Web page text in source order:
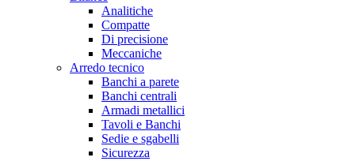
Analitiche
Compatte
Di precisione
Meccaniche
Arredo tecnico
Banchi a parete
Banchi centrali
Armadi metallici
Tavoli e Banchi
Sedie e sgabelli
Sicurezza